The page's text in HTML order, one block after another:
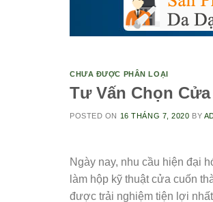
CHƯA ĐƯỢC PHÂN LOẠI
Tư Vấn Chọn
POSTED ON 16 THÁNG 7, 2020 BY
Ngày nay, nhu cầu hiện đại
làm hộp kỹ thuật cửa cuốn
được trải nghiệm tiện lợi